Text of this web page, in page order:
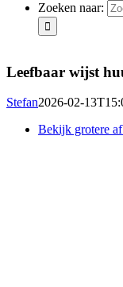
Zoeken naar:
Leefbaar wijst
Stefan2026-02-
Bekijk grotere